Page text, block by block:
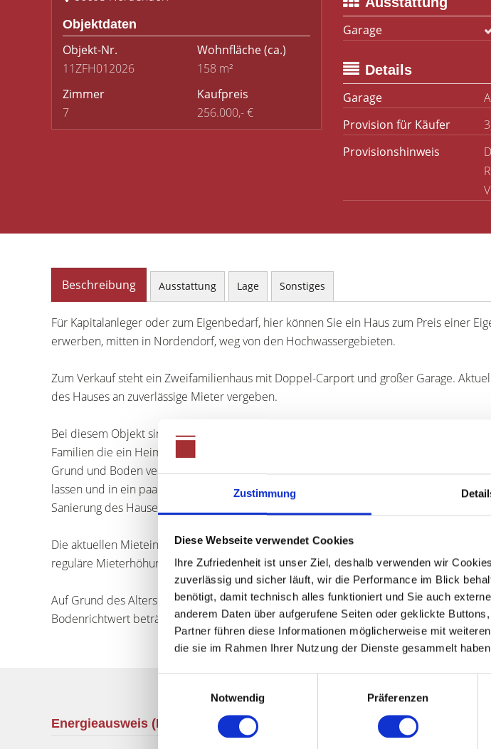
Zustimmung
Diese Webseite verwendet Cookies
Ihre Zufriedenheit ist unser Ziel, deshalb verwenden wir
zuverlässig und sicher läuft, wir die Performance im Blick
benötigt, damit technisch alles funktioniert und Sie auch
anderem Daten über aufgerufene Seiten oder geklickte
Partner führen diese Informationen möglicherweise mit
die sie im Rahmen Ihrer Nutzung der Dienste gesammelt
Notwendig
Präferenzen
Objektdaten
Objekt-Nr.
11ZFH012026
Wohnfläche(ca.)
158 m²
Zimmer
7
Kaufpreis
256.000,- €
Garage
Details
Garage
Provision für Käufer
Provisionshinweis
Beschreibung Ausstattung Lage Sonstiges
Für Kapitalanleger oder zum Eigenbedarf, hier können Sie ein Haus zum Preis einer
erwerben, mitten in Nordendorf, weg von den Hochwassergebieten.
Zum Verkauf steht ein Zweifamilienhaus mit Doppel-Carport und großer Garage.
des Hauses an zuverlässige Mieter vergeben.
Bei diesem Objekt sind mehrere Varianten möglich und deshalb eignet es sich für
Familien die ein Heim für sich suchen, evtl auch als Mehrgenerationenhaus.
Grund und Boden vermehrt sich nicht, wird immer wertvoll sein. Eine Möglichkeit
lassen und in ein paar Jahren abreissen und neu bauen. Oder man macht eine
Sanierung des Hauses und Modernisierung der Wohnungen, mit nachfolgenden
Die aktuellen Mieteinnahmen betragen für beide Wohnungen zusammen 1000 Euro
reguläre Mieterhöhung ist sofort möglich. Dann hätte das Haus eine Bruttomietrendite
Auf Grund des Alters und Zustand des Gebäudes wird hier lediglich ein geringer
Bodenrichtwert beträgt 400 Euro/m2, das heisst, das Grundstück alleine ist schon
Energieausweis (Bedarfsausweis)